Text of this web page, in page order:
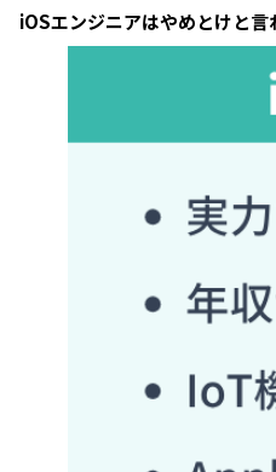
iOSエンジニアはやめとけと言